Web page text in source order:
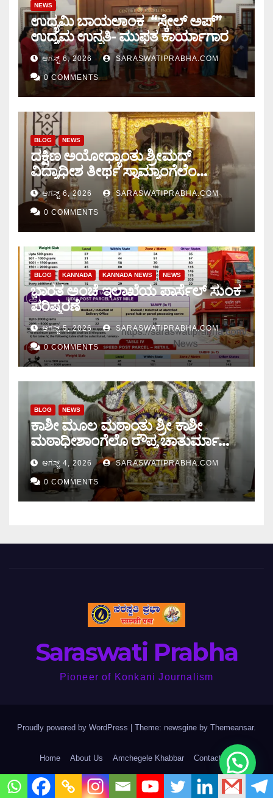
NEWS
ಉದ್ಯಮಿ ಬಾಯಲಾಂಕ “ಸ್ಕೇಲ್ ಅಪ್”
ಉದ್ಯಮ ಉನ್ನತಿ- ಮುಫತ ಕಾರ್ಯಾಗಾರ
ಆಗಸ್ಟ್ 6, 2026 SARASWATIPRABHA.COM
0 COMMENTS
BLOG NEWS
ದಕ್ಷಿಣ ಅಯೋಧ್ಯಾಂತು ಶ್ರೀಮದ್
ವಿದ್ಯಾಧೀಶ ತೀರ್ಥ ಸ್ವಾಮ್ಯಾಂಗೆಲೆಂ
ಚಾತುರ್ಮಾಸ ಆರಂಭ
ಆಗಸ್ಟ್ 6, 2026 SARASWATIPRABHA.COM
0 COMMENTS
BLOG KANNADA KANNADA NEWS NEWS
ಭಾರತ ಅಂಚೆ ಇಲಾಖೆಯ ಪಾರ್ಸೆಲ್ ಸುಂಕ
ಪರಿಷ್ಕರಣೆ
ಆಗಸ್ಟ್ 5, 2026 SARASWATIPRABHA.COM
0 COMMENTS
BLOG NEWS
ಕಾಶೀ ಮೂಲ ಮಠಾಂತು ಶ್ರೀ ಕಾಶೀ
ಮಠಾಧೀಶಾಂಗೆಲೊ ರೌಪ್ಯ ಚಾತುರ್ಮಾಸು
ಆರಂಭ.
ಆಗಸ್ಟ್ 4, 2026 SARASWATIPRABHA.COM
0 COMMENTS
Saraswati Prabha
Pioneer of Konkani Journalism
Proudly powered by WordPress Theme: newsgine by Themeansar.
Home About Us Amchegele Khabbar Contact Us
Devu Devala Flip Books Jyotishya Kannada